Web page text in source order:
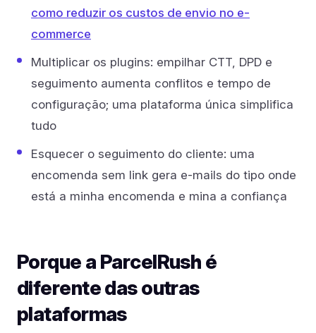
como reduzir os custos de envio no e-
commerce
Multiplicar os plugins: empilhar CTT, DPD e
seguimento aumenta conflitos e tempo de
configuração; uma plataforma única simplifica
tudo
Esquecer o seguimento do cliente: uma
encomenda sem link gera e-mails do tipo onde
está a minha encomenda e mina a confiança
Porque a ParcelRush é
diferente das outras
plataformas